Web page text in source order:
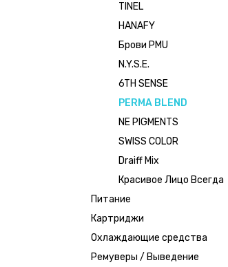
TINEL
HANAFY
Брови PMU
N.Y.S.E.
6TH SENSE
PERMA BLEND
NE PIGMENTS
SWISS COLOR
Draiff Mix
Красивое Лицо Всегда
Питание
Картриджи
Охлаждающие средства
Ремуверы / Выведение